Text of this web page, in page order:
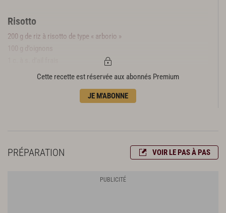
Risotto
200 g de riz à risotto de type « arborio »
100 g d’oignons
1 c. à c. d’huile d’olive
1 cube de bouillon de volaille
Cette recette est réservée aux abonnés Premium
JE M'ABONNE
PRÉPARATION VOIR LE PAS À PAS